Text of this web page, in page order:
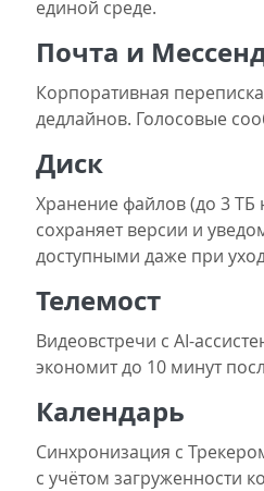
единой среде.
Почта и
Корпоративная
дедлайнов. Голосовые
Диск
Хранение файлов (до 3 ТБ
сохраняет версии и
доступными даже при
Телемост
Видеовстречи с AI-
экономит до 10 минут
Календарь
Синхронизация с
с учётом загруженности